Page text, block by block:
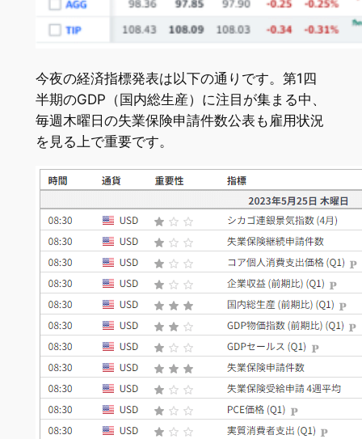
今夜の経済指標発表は以下の通りです。第1四
半期のGDP（国内総生産）に注目が集まる中、
毎週木曜日の失業保険申請件数公表も雇用状況
を見る上で重要です。